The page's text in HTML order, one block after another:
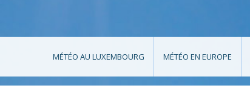
MÉTÉO AU LUXEMBOURG MÉTÉO EN EUROPE